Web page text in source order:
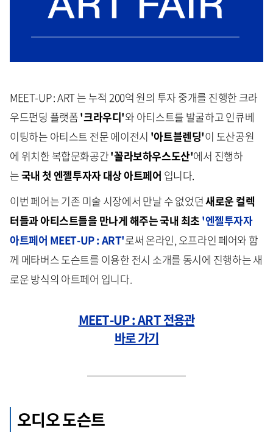
MEET-UP : ART 는 누적 200억 원의 투자 중개를 진행한 크라
우드펀딩 플랫폼'크라우디'와 아티스트를 발굴하고 인큐베
이팅하는 아티스트 전문 에이전시 '아트블렌딩'이 도산공원
에 위치한 복합문화공간'꼴라보하우스도산'에서 진행하
는국내 첫 엔젤투자자 대상 아트페어 입니다.
이번 페어는 기존 미술 시장에서 만날 수 없었던새로운 컬렉
터들과 아티스트들을 만나게 해주는 국내 최초 '엔젤투자자
아트페어 MEET-UP : ART'로써 온라인, 오프라인 페어와 함
께 메타버스 도슨트를 이용한 전시 소개를 동시에 진행하는 새
로운 방식의 아트페어 입니다.
MEET-UP : ART 전용관
바로 가기
오디오 도슨트